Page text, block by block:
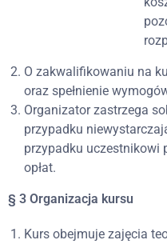
O zakwalifikowaniu na
oraz spełnienie
Organizator zastrzega
przypadku
przypadku uczestnikowi
opłat.
§ 3 Organizacja kursu
Kurs obejmuje zajęcia